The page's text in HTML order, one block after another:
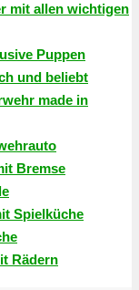
mit allen wichtigen
Puppen
und beliebt
made in
Bremse
Spielküche
Rädern